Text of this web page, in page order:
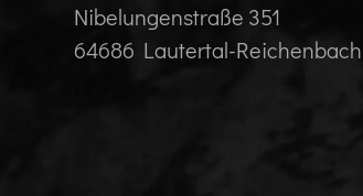
Nibelungenstraße 351
64686 Lautertal-Reichenbach